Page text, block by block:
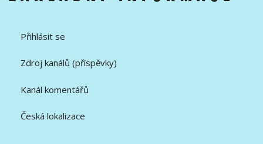
Přihlásit se
Zdroj kanálů (příspěvky)
Kanál komentářů
Česká lokalizace